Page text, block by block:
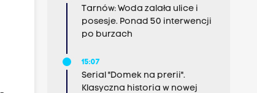
Tarnów: Woda zalała ulice i
posesje. Ponad 50 interwencji
po burzach
15:07
Serial "Domek na prerii".
Klasyczna historia w nowej